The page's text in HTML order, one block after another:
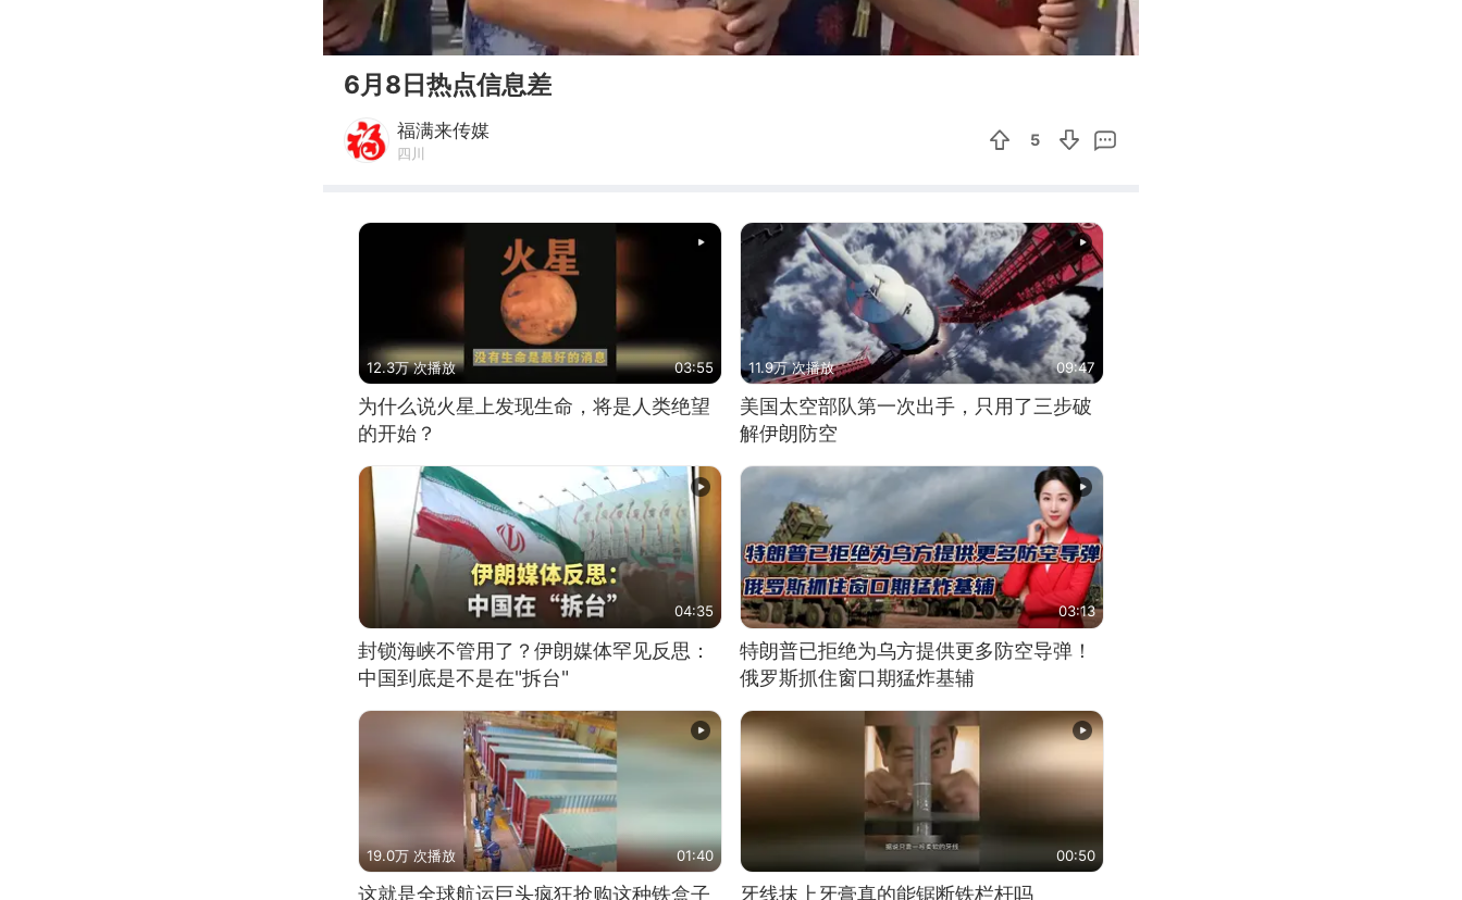
00:00 02:33
6月8日热点信息差
福满来传媒
四川
5
12.3万 次播放 03:55
为什么说火星上发现生命，将是人类绝望
的开始？
11.9万 次播放 09:47
美国太空部队第一次出手，只用了三步破
解伊朗防空
04:35
封锁海峡不管用了？伊朗媒体罕见反思：
中国到底是不是在"拆台"
03:13
特朗普已拒绝为乌方提供更多防空导弹！
俄罗斯抓住窗口期猛炸基辅
19.0万 次播放 01:40
这就是全球航运巨头疯狂抢购这种铁盒子
00:50
牙线抹上牙膏真的能锯断铁栏杆吗